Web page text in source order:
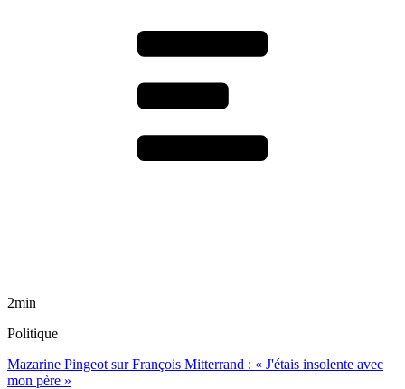
2min
Politique
Mazarine Pingeot sur François Mitterrand : « J'étais insolente avec
mon père »